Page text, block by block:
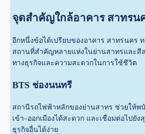
จุดสำคัญใกล้อาคาร สาทรน
อีกหนึ่งข้อได้เปรียบของอาคาร สาทรนคร ท
สถานที่สำคัญหลายแห่งในย่านสาทรและสี
ทางธุรกิจและความสะดวกในการใช้ชีวิต
BTS ช่องนนทรี
สถานีรถไฟฟ้าหลักของย่านสาทร ช่วยให้พ
เข้า–ออกเมืองได้สะดวก และเชื่อมต่อไปยั
ธุรกิจอื่นได้ง่าย